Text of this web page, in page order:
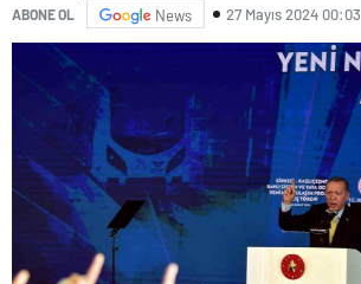
ABONE OL News 27 Mayıs 2024 00:03